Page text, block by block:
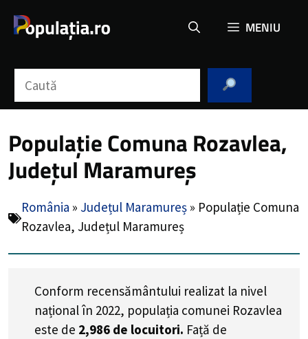
MENIU
Populație Comuna Rozavlea,
Județul Maramureș
România » Județul Maramureș » Populație Comuna
Rozavlea, Județul Maramureș
Conform recensământului realizat la nivel
național în 2022, populația comunei Rozavlea
este de 2,986 de locuitori. Față de